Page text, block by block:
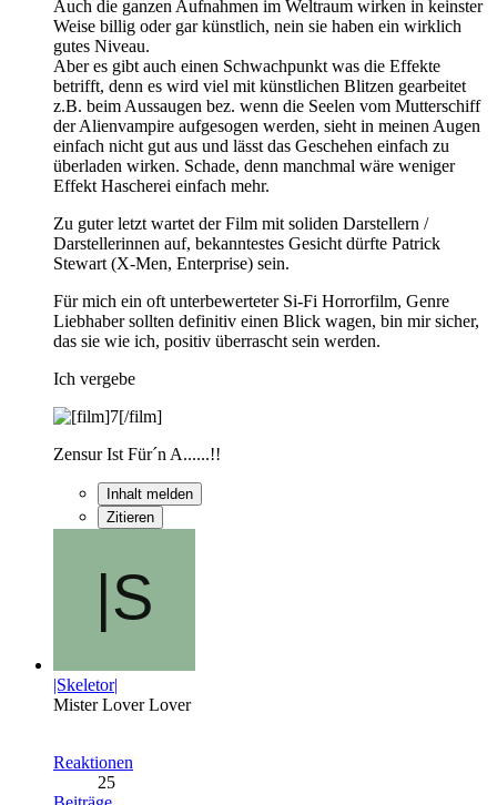
Auch die ganzen Aufnahmen im Weltraum wirken in keinster
Weise billig oder gar künstlich, nein sie haben ein wirklich
gutes Niveau.
Aber es gibt auch einen Schwachpunkt was die Effekte
betrifft, denn es wird viel mit künstlichen Blitzen gearbeitet
z.B. beim Aussaugen bez. wenn die Seelen vom Mutterschiff
der Alienvampire aufgesogen werden, sieht in meinen Augen
einfach nicht gut aus und lässt das Geschehen einfach zu
überladen wirken. Schade, denn manchmal wäre weniger
Effekt Hascherei einfach mehr.
Zu guter letzt wartet der Film mit soliden Darstellern /
Darstellerinnen auf, bekanntestes Gesicht dürfte Patrick
Stewart (X-Men, Enterprise) sein.
Für mich ein oft unterbewerteter Si-Fi Horrorfilm, Genre
Liebhaber sollten definitiv einen Blick wagen, bin mir sicher,
das sie wie ich, positiv überrascht sein werden.
Ich vergebe
Zensur Ist Für´n A......!!
Inhalt melden
Zitieren
|Skeletor|
Mister Lover Lover
Reaktionen
25